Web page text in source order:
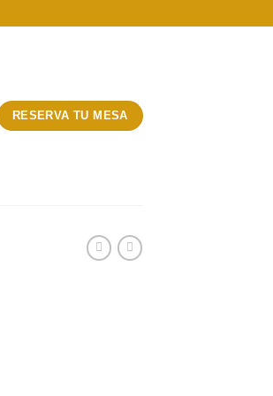
RESERVA TU MESA